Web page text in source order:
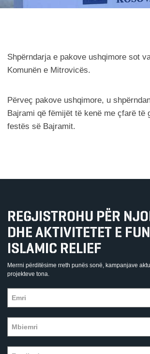
Shpërndarja e pakove ushqimore sot
Komunën e Mitrovicës.
Përveç pakove ushqimore, u
Bajrami që fëmijët të kenë me çfarë të
festës së Bajramit.
REGJISTROHU PËR
DHE AKTIVITETET E
ISLAMIC RELIEF
Merrni përditësime rreth punës sonë, kampanjave
projekteve tona.